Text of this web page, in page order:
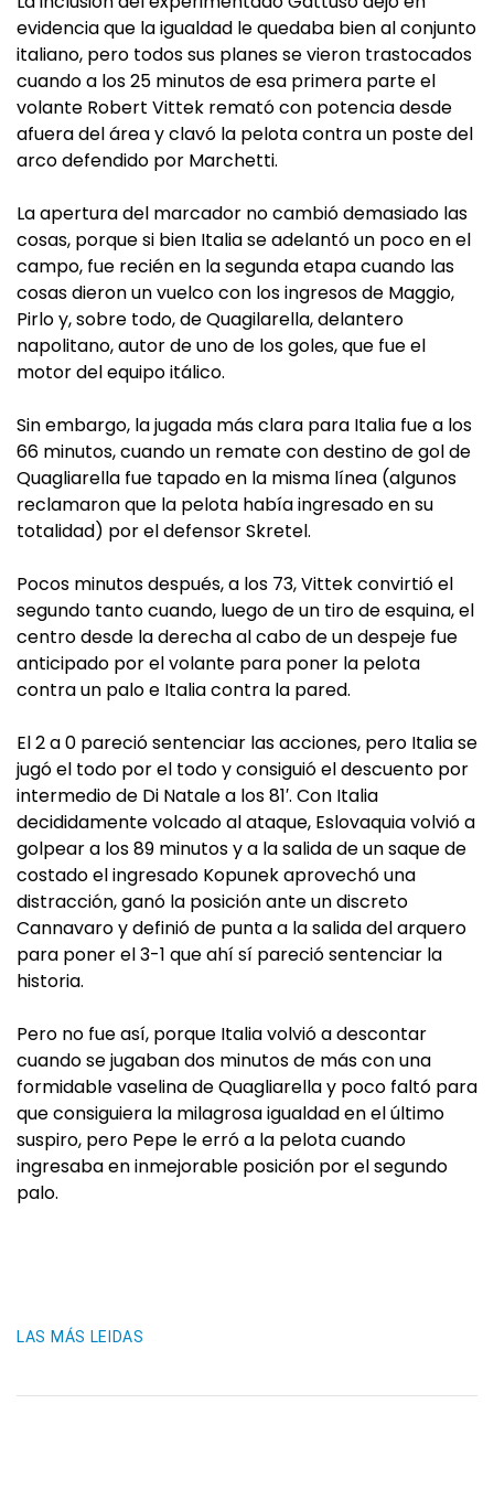
evidencia que la igualdad le quedaba bien al conjunto
italiano, pero todos sus planes se vieron trastocados
cuando a los 25 minutos de esa primera parte el
volante Robert Vittek remató con potencia desde
afuera del área y clavó la pelota contra un poste del
arco defendido por Marchetti.
La apertura del marcador no cambió demasiado las
cosas, porque si bien Italia se adelantó un poco en el
campo, fue recién en la segunda etapa cuando las
cosas dieron un vuelco con los ingresos de Maggio,
Pirlo y, sobre todo, de Quagilarella, delantero
napolitano, autor de uno de los goles, que fue el
motor del equipo itálico.
Sin embargo, la jugada más clara para Italia fue a los
66 minutos, cuando un remate con destino de gol de
Quagliarella fue tapado en la misma línea (algunos
reclamaron que la pelota había ingresado en su
totalidad) por el defensor Skretel.
Pocos minutos después, a los 73, Vittek convirtió el
segundo tanto cuando, luego de un tiro de esquina, el
centro desde la derecha al cabo de un despeje fue
anticipado por el volante para poner la pelota
contra un palo e Italia contra la pared.
El 2 a 0 pareció sentenciar las acciones, pero Italia se
jugó el todo por el todo y consiguió el descuento por
intermedio de Di Natale a los 81′. Con Italia
decididamente volcado al ataque, Eslovaquia volvió a
golpear a los 89 minutos y a la salida de un saque de
costado el ingresado Kopunek aprovechó una
distracción, ganó la posición ante un discreto
Cannavaro y definió de punta a la salida del arquero
para poner el 3-1 que ahí sí pareció sentenciar la
historia.
Pero no fue así, porque Italia volvió a descontar
cuando se jugaban dos minutos de más con una
formidable vaselina de Quagliarella y poco faltó para
que consiguiera la milagrosa igualdad en el último
suspiro, pero Pepe le erró a la pelota cuando
ingresaba en inmejorable posición por el segundo
palo.
LAS MÁS LEIDAS